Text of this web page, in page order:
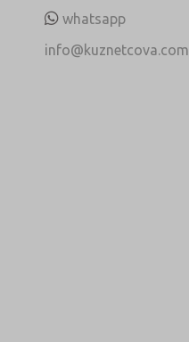
whatsapp
info@kuznetcova.com